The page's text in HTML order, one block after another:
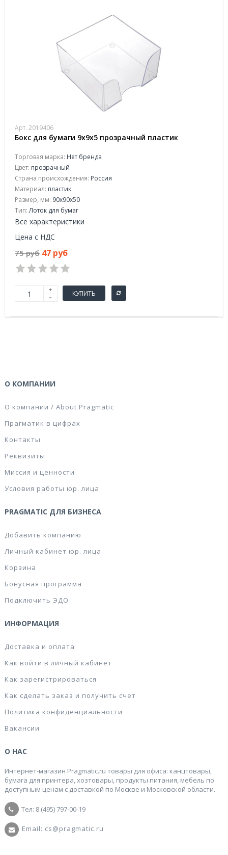
Арт. 2019406
Бокс для бумаги 9х9х5 прозрачный пластик
Торговая марка: Нет бренда
Цвет: прозрачный
Страна происхождения: Россия
Материал: пластик
Размер, мм: 90x90x50
Тип:Лоток для бумаг
Все характеристики
Цена с НДС
75 руб 47 руб
КУПИТЬ
О КОМПАНИИ
О компании / About Pragmatic
Прагматик в цифрах
Контакты
Реквизиты
Миссия и ценности
Условия работы юр. лица
PRAGMATIC ДЛЯ БИЗНЕСА
Добавить компанию
Личный кабинет юр. лица
Корзина
Бонусная программа
Подключить ЭДО
ИНФОРМАЦИЯ
Доставка и оплата
Как войти в личный кабинет
Как зарегистрироваться
Как сделать заказ и получить счет
Политика конфиденциальности
Вакансии
О НАС
Интернет-магазин Pragmatic.ru товары для офиса: канцтовары,
бумага для принтера, хозтовары, продукты питания, мебель по
доступным ценам с доставкой по Москве и Московской области.
Тел: 8 (495) 797-00-19
Email: cs@pragmatic.ru